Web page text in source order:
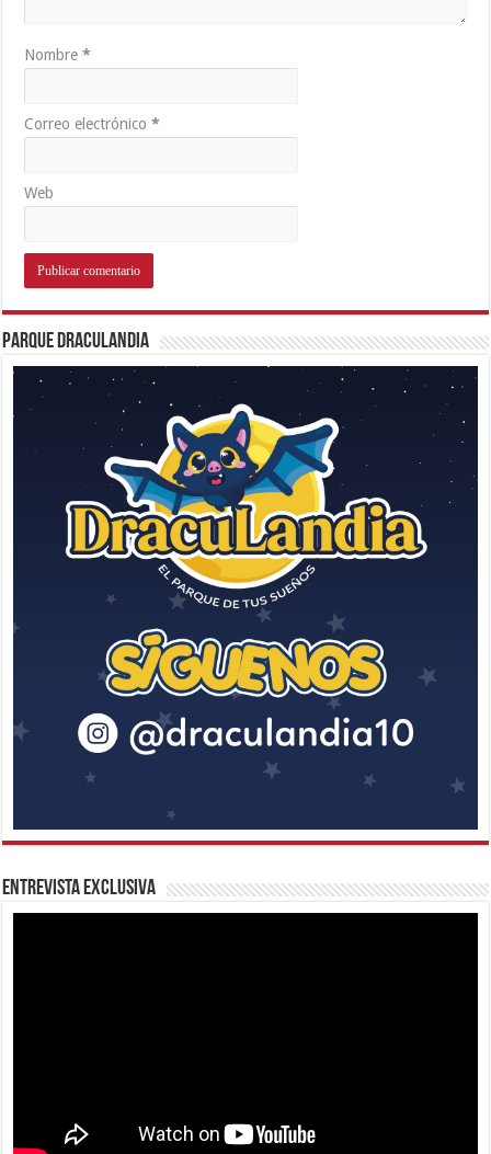
Nombre*
Correo electrónico*
Web
Parque Draculandia
Entrevista Exclusiva